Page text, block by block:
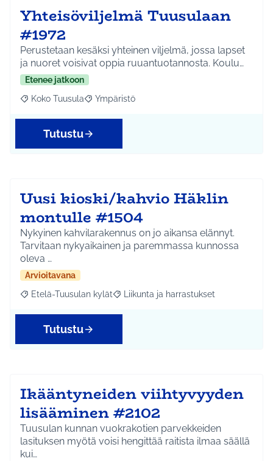
Yhteisöviljelmä Tuusulaan
#1972
Perustetaan kesäksi yhteinen viljelmä, jossa lapset
ja nuoret voisivat oppia ruuantuotannosta. Koulu…
Etenee jatkoon
Rajaa tulokset aihepiirin mukaan: Koko Tuusula
Koko Tuusula Rajaa tulokset teeman mukaan: Ympäristö
Ympäristö
Tutustu
Uusi kioski/kahvio Häklin
montulle #1504
Nykyinen kahvilarakennus on jo aikansa elännyt.
Tarvitaan nykyaikainen ja paremmassa kunnossa
oleva …
Arvioitavana
Rajaa tulokset aihepiirin mukaan: Etelä-Tuusulan kylät
Etelä-Tuusulan kylät Rajaa tulokset teeman mukaan:
Liikunta ja harrastukset
Tutustu
Ikääntyneiden viihtyvyyden
lisääminen #2102
Tuusulan kunnan vuokrakotien parvekkeiden
lasituksen myötä voisi hengittää raitista ilmaa säällä
kui…